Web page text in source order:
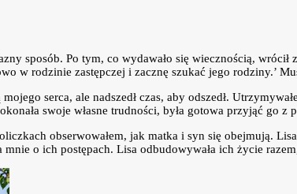
sposób. Po tym, co wydawało się wiecznością,
w rodzinie zastępczej i zacznę szukać jego rodziny.’
serca, ale nadszedł czas, aby odszedł.
swoje własne trudności, była gotowa przyjąć go z
obserwowałem, jak matka i syn się obejmują.
o ich postępach. Lisa odbudowywała ich życie